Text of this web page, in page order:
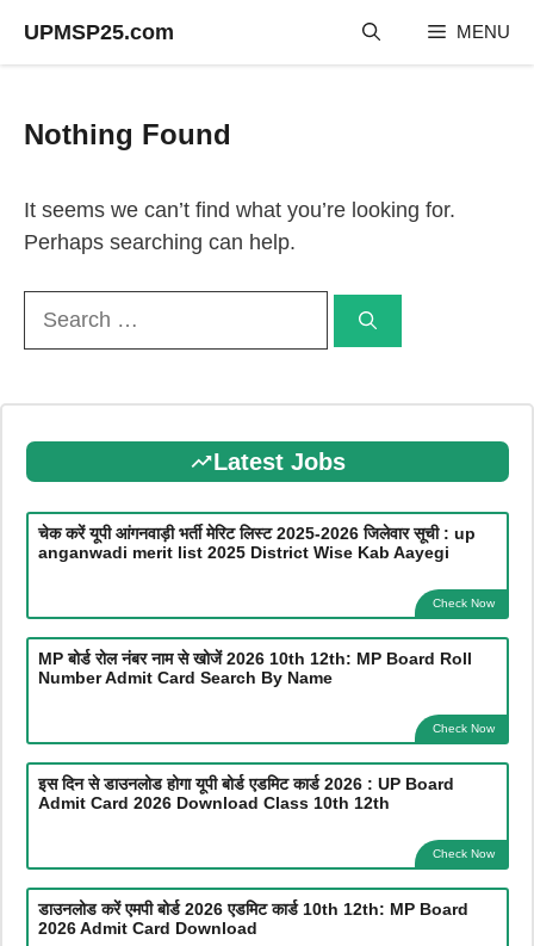
UPMSP25.com MENU
Nothing Found
It seems we can’t find what you’re looking for.
Perhaps searching can help.
Latest Jobs
चेक करें यूपी आंगनवाड़ी भर्ती मेरिट लिस्ट 2025-2026 जिलेवार सूची : up
anganwadi merit list 2025 District Wise Kab Aayegi
Check Now
MP बोर्ड रोल नंबर नाम से खोजें 2026 10th 12th: MP Board Roll
Number Admit Card Search By Name
Check Now
इस दिन से डाउनलोड होगा यूपी बोर्ड एडमिट कार्ड 2026 : UP Board
Admit Card 2026 Download Class 10th 12th
Check Now
डाउनलोड करें एमपी बोर्ड 2026 एडमिट कार्ड 10th 12th: MP Board
2026 Admit Card Download